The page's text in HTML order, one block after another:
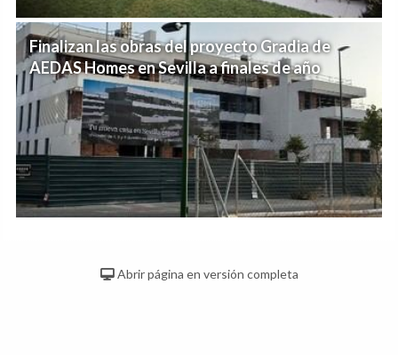
Finalizan las obras del proyecto Gradia de
AEDAS Homes en Sevilla a finales de año
Abrir página en versión completa